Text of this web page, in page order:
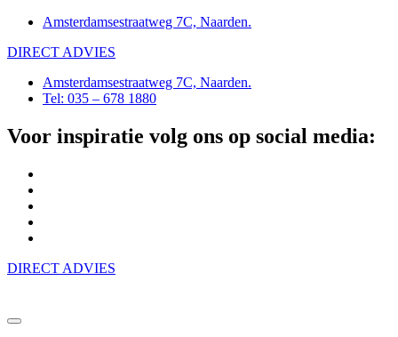
Amsterdamsestraatweg 7C, Naarden.
DIRECT ADVIES
Amsterdamsestraatweg 7C, Naarden.
Tel: 035 – 678 1880
Voor inspiratie volg ons op social media:
DIRECT ADVIES